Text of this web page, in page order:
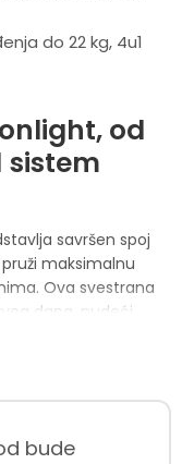
od
sistem
savršen spoj
maksimalnu
Ova svestrana
dana, nudeći
Joie
bude